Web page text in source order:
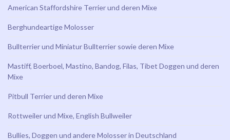
American Staffordshire Terrier und deren Mixe
Berghundeartige Molosser
Bullterrier und Miniatur Bullterrier sowie deren Mixe
Mastiff, Boerboel, Mastino, Bandog, Filas, Tibet Doggen und deren
Mixe
Pitbull Terrier und deren Mixe
Rottweiler und Mixe, English Bullweiler
Bullies, Doggen und andere Molosser in Deutschland